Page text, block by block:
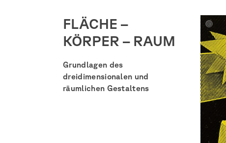
FLÄCHE –
KÖRPER – RAUM
Grundlagen des
dreidimensionalen und
räumlichen Gestaltens
Judith
Glaser